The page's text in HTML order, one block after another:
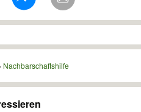
Nachbarschaftshilfe